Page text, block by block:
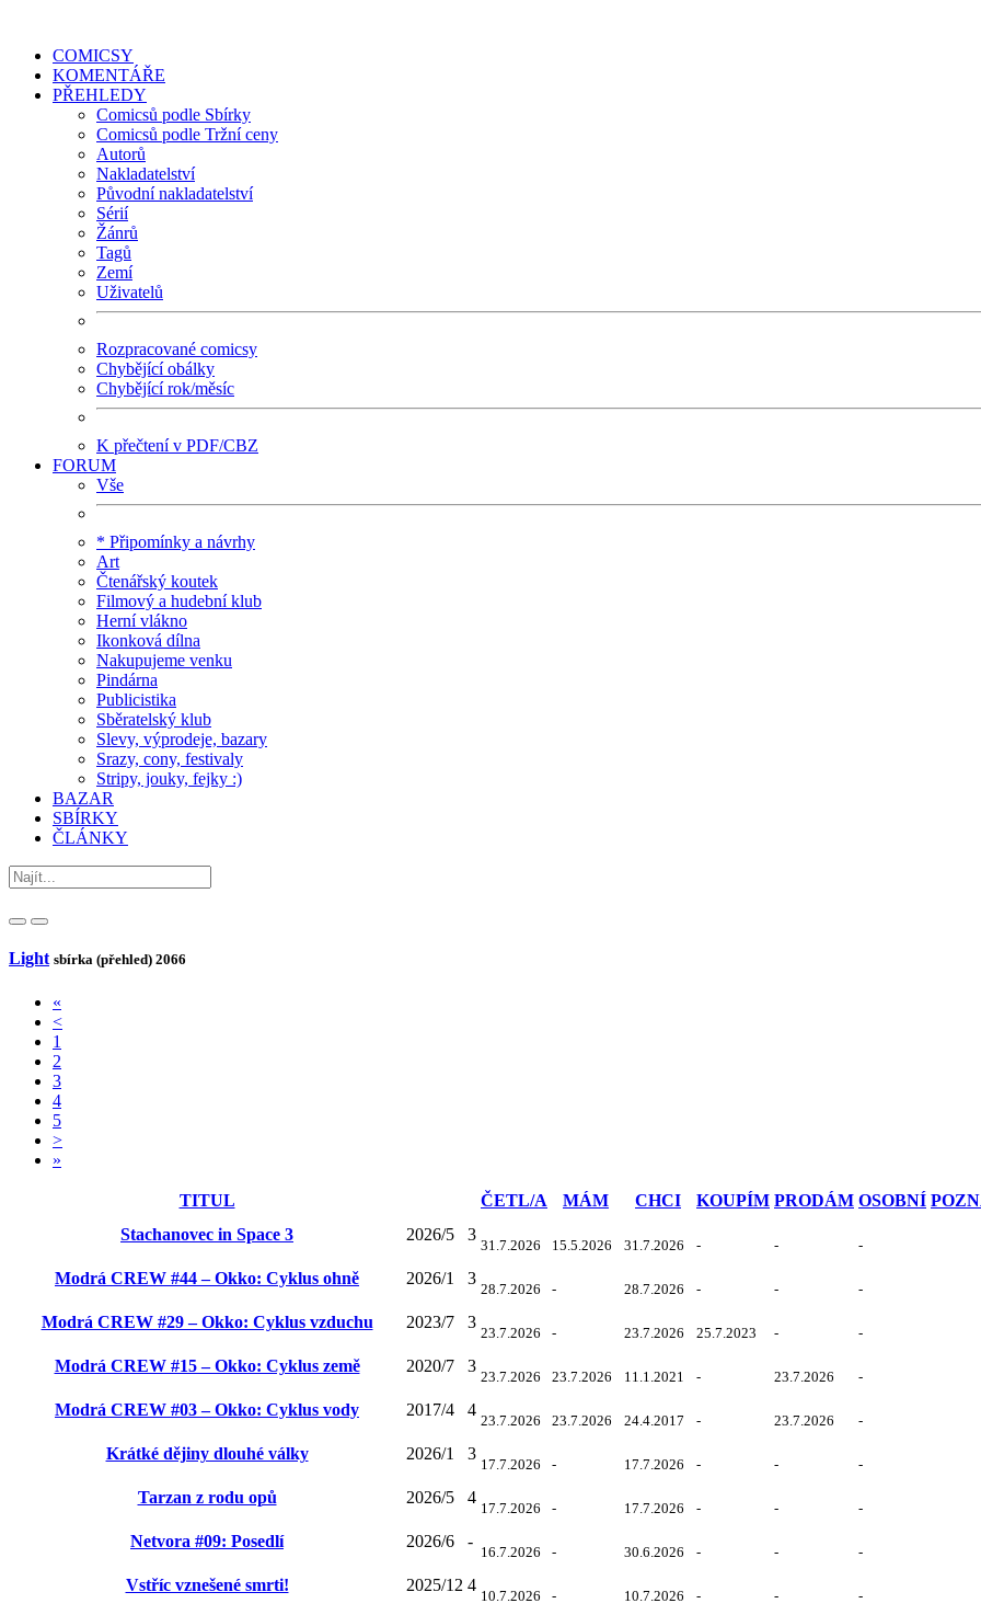
COMICSY
KOMENTÁŘE
PŘEHLEDY
Comicsů podle Sbírky
Comicsů podle Tržní ceny
Autorů
Nakladatelství
Původní nakladatelství
Sérií
Žánrů
Tagů
Zemí
Uživatelů
Rozpracované comicsy
Chybějící obálky
Chybějící rok/měsíc
K přečtení v PDF/CBZ
FORUM
Vše
* Připomínky a návrhy
Art
Čtenářský koutek
Filmový a hudební klub
Herní vlákno
Ikonková dílna
Nakupujeme venku
Pindárna
Publicistika
Sběratelský klub
Slevy, výprodeje, bazary
Srazy, cony, festivaly
Stripy, jouky, fejky :)
BAZAR
SBÍRKY
ČLÁNKY
Light sbírka (přehled) 2066
«
<
1
2
3
4
5
>
»
TITUL ČETL/A MÁM CHCI KOUPÍM PRODÁM OSOBNÍ
Stachanovec in Space 3
2026/5 3
31.7.2026 15.5.2026 31.7.2026 - - -
Modrá CREW #44 – Okko: Cyklus ohně 2026/1 3
28.7.2026 - 28.7.2026 - - -
Modrá CREW #29 – Okko: Cyklus vzduchu 2023/7 3
23.7.2026 - 23.7.2026 25.7.2023 - -
Modrá CREW #15 – Okko: Cyklus země 2020/7 3
23.7.2026 23.7.2026 11.1.2021 - 23.7.2026 -
Modrá CREW #03 – Okko: Cyklus vody 2017/4 4
23.7.2026 23.7.2026 24.4.2017 - 23.7.2026 -
Krátké dějiny dlouhé války 2026/1 3
17.7.2026 - 17.7.2026 - - -
Tarzan z rodu opů 2026/5 4
17.7.2026 - 17.7.2026 - - -
Netvora #09: Posedlí 2026/6 -
16.7.2026 - 30.6.2026 - - -
Vstříc vznešené smrti! 2025/12 4
10.7.2026 - 10.7.2026 - - -